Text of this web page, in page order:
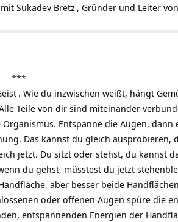
Sukadev Bretz , Gründer und Leiter von
***
. Wie du inzwischen weißt, hängt
Teile von dir sind miteinander
Entspanne die Augen,
Das kannst du gleich ausprobieren,
jetzt. Du sitzt oder stehst, du kannst
du gehst, müsstest du jetzt
aber besser beide
oder offenen Augen spüre die
entspannenden Energien der